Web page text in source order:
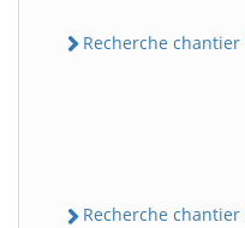
Recherche chantier
Recherche chantier